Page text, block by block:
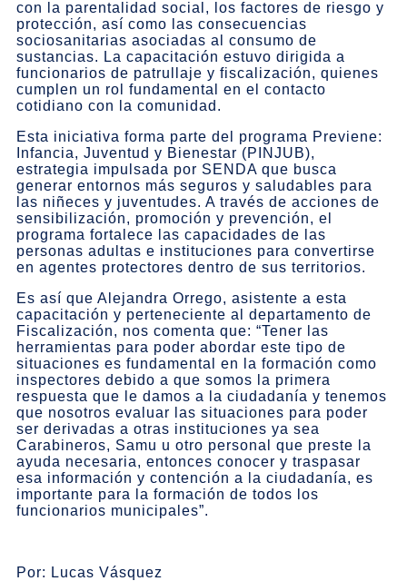
con la parentalidad social, los factores de riesgo y
protección, así como las consecuencias
sociosanitarias asociadas al consumo de
sustancias. La capacitación estuvo dirigida a
funcionarios de patrullaje y fiscalización, quienes
cumplen un rol fundamental en el contacto
cotidiano con la comunidad.
Esta iniciativa forma parte del programa Previene:
Infancia, Juventud y Bienestar (PINJUB),
estrategia impulsada por SENDA que busca
generar entornos más seguros y saludables para
las niñeces y juventudes. A través de acciones de
sensibilización, promoción y prevención, el
programa fortalece las capacidades de las
personas adultas e instituciones para convertirse
en agentes protectores dentro de sus territorios.
Es así que Alejandra Orrego, asistente a esta
capacitación y perteneciente al departamento de
Fiscalización, nos comenta que: “Tener las
herramientas para poder abordar este tipo de
situaciones es fundamental en la formación como
inspectores debido a que somos la primera
respuesta que le damos a la ciudadanía y tenemos
que nosotros evaluar las situaciones para poder
ser derivadas a otras instituciones ya sea
Carabineros, Samu u otro personal que preste la
ayuda necesaria, entonces conocer y traspasar
esa información y contención a la ciudadanía, es
importante para la formación de todos los
funcionarios municipales”.
Por: Lucas Vásquez